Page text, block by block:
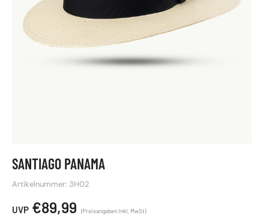
SANTIAGO PANAMA
Artikelnummer: 3H02
€89,99